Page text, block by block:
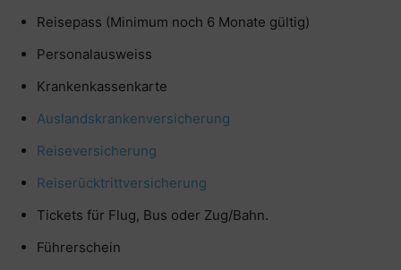
Reisepass (Minimum noch 6 Monate gültig)
Personalausweiss
Krankenkassenkarte
Auslandskrankenversicherung
Reiseversicherung
Reiserücktrittversicherung
Tickets für Flug, Bus oder Zug/Bahn.
Führerschein